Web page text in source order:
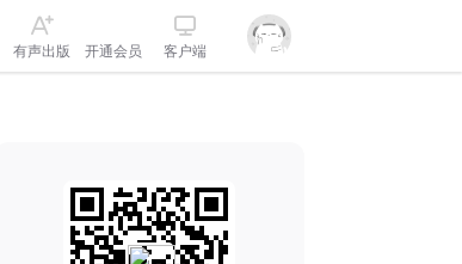
有声出版 开通会员 客户端